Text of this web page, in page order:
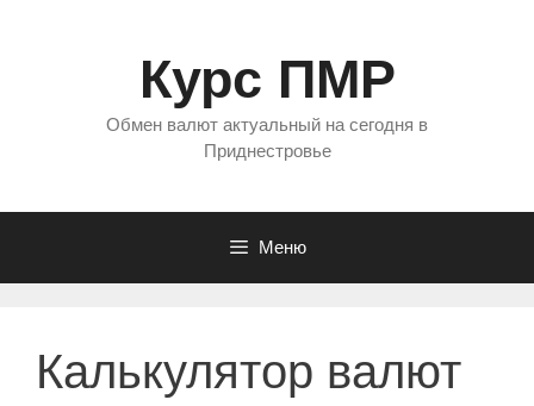
Курс ПМР
Обмен валют актуальный на сегодня в
Приднестровье
Меню
Калькулятор валют